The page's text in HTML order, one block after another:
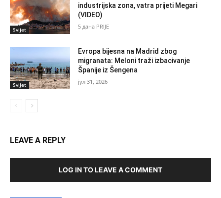
Svijet
industrijska zona, vatra prijeti Megari
(VIDEO)
5 дана PRIJE
Svijet
Evropa bijesna na Madrid zbog
migranata: Meloni traži izbacivanje
Španije iz Šengena
јул 31, 2026
LEAVE A REPLY
LOG IN TO LEAVE A COMMENT